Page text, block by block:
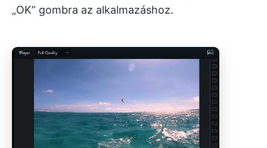
„OK” gombra az alkalmazáshoz.